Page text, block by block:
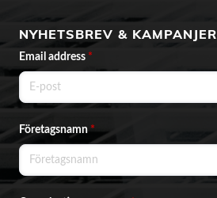
NYHETSBREV & KAMPANJER
Email address *
Företagsnamn*